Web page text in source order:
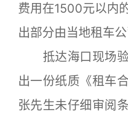
费用在1500元以内
出部分由当地租车公
抵达海口现场验
出一份纸质《租车
张先生未仔细审阅